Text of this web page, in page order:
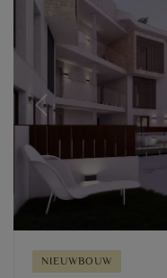
Previous
NIEUWBOUW